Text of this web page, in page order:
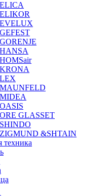
GLASSET
&SHTAIN
техника